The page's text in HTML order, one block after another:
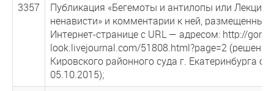
3357
Публикация «Бегемоты и антилопы или Лекция
ненависти» и комментарии к ней, размещенные
Интернет-странице с URL — адресом: http://gorky-
look.livejournal.com/51808.html?page=2 (решение
Кировского районного суда г. Екатеринбурга от
05.10.2015);